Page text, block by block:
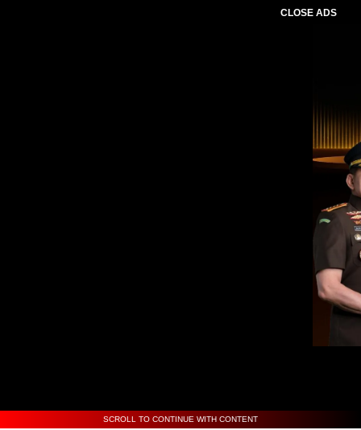
CLOSE ADS
SCROLL TO CONTINUE WITH CONTENT